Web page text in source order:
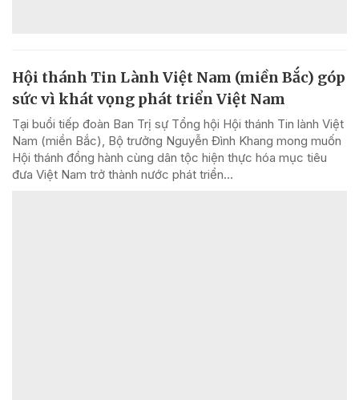
Hội thánh Tin Lành Việt Nam (miền Bắc) góp
sức vì khát vọng phát triển Việt Nam
Tại buổi tiếp đoàn Ban Trị sự Tổng hội Hội thánh Tin lành Việt
Nam (miền Bắc), Bộ trưởng Nguyễn Đình Khang mong muốn
Hội thánh đồng hành cùng dân tộc hiện thực hóa mục tiêu
đưa Việt Nam trở thành nước phát triển...